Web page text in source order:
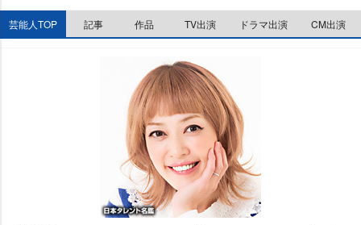
e
芸能人TOP 記事 作品 TV出演 ドラマ出演 CM出演